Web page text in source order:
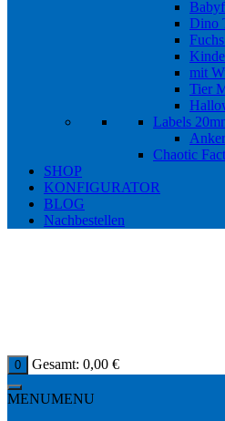
Dino
mit
Tier
Labels
Chaotic
SHOP
KONFIGURATOR
BLOG
Nachbestellen
0 Gesamt: 0,00 €
MENUMENU